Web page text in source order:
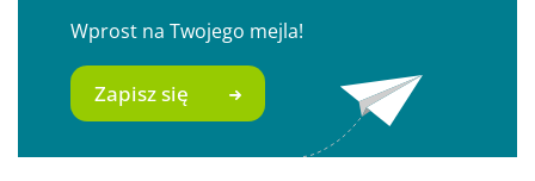
Wprost na Twojego mejla!
Zapisz się